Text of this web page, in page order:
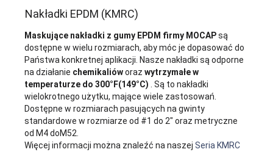
Nakładki EPDM (KMRC)
Maskujące nakładki z gumy EPDM firmy MOCAPsą
dostępne w wielu rozmiarach, aby móc je dopasować do
Państwa konkretnej aplikacji. Nasze nakładki są odporne
na działanie chemikalióworazwytrzymałe w
temperaturze do 300°F(149°C). Są to nakładki
wielokrotnego użytku, mające wiele zastosowań.
Dostępne w rozmiarach pasujących na gwinty
standardowe w rozmiarze od #1 do 2" oraz metryczne
od M4 doM52.
Więcej informacji można znaleźć na naszejSeria KMRC